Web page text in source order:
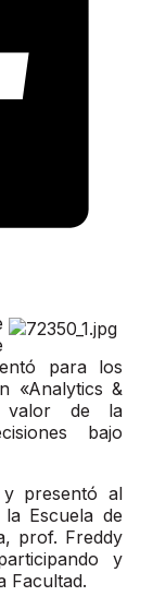
para los
«Analytics &
valor de la
bajo
presentó al
Escuela de
prof. Freddy
y
Facultad.